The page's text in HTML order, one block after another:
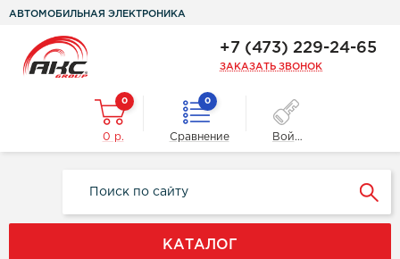
АВТОМОБИЛЬНАЯ ЭЛЕКТРОНИКА
+7 (473) 229-24-65
ЗАКАЗАТЬ ЗВОНОК
0
0 р.
0
Сравнение Войти
КАТАЛОГ